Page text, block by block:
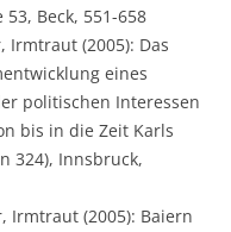
Beck, 551-658
Irmtraut (2005): Das
eines
politischen Interessen
bis in die Zeit Karls
324), Innsbruck,
Irmtraut (2005): Baiern